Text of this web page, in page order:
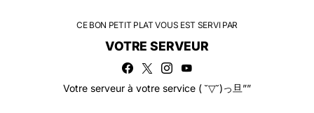
CE BON PETIT PLAT VOUS EST SERVI PAR
VOTRE SERVEUR
Votre serveur à votre service ( ˘▽˘)っ旦””